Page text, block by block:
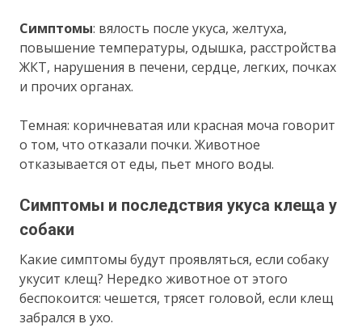
Симптомы: вялость после укуса, желтуха,
повышение температуры, одышка, расстройства
ЖКТ, нарушения в печени, сердце, легких, почках
и прочих органах.
Темная: коричневатая или красная моча говорит
о том, что отказали почки. Животное
отказывается от еды, пьет много воды.
Симптомы и последствия укуса клеща у
собаки
Какие симптомы будут проявляться, если собаку
укусит клещ? Нередко животное от этого
беспокоится: чешется, трясет головой, если клещ
забрался в ухо.